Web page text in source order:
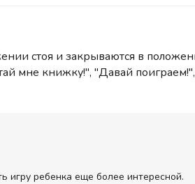
стоя и закрываются в
мне книжку!", "Давай поиграем!",
игру ребенка еще более интересной.